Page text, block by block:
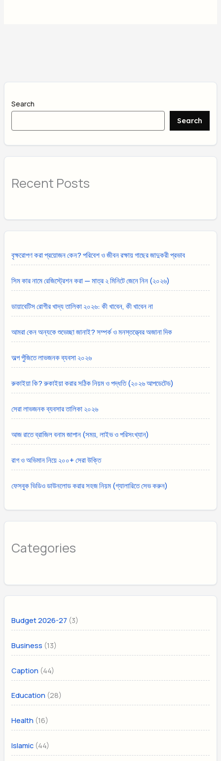
Search
Search
Recent Posts
বৃক্ষরোপণ করা প্রয়োজন কেন? পরিবেশ ও জীবন রক্ষায় গাছের জাদুকরী প্রভাব
সিম কার নামে রেজিস্ট্রেশন করা — মাত্র ২ মিনিটে জেনে নিন (২০২৬)
ডায়াবেটিস রোগীর খাদ্য তালিকা ২০২৬: কী খাবেন, কী খাবেন না
আমরা কেন অন্যকে শুভেচ্ছা জানাই? সম্পর্ক ও মনস্তত্ত্বের অজানা দিক
অল্প পুঁজিতে লাভজনক ব্যবসা ২০২৬
রুকাইয়া কি? রুকাইয়া করার সঠিক নিয়ম ও পদ্ধতি (২০২৬ আপডেটেড)
সেরা লাভজনক ব্যবসার তালিকা ২০২৬
আজ রাতে ব্রাজিল বনাম জাপান (সময়, লাইভ ও পরিসংখ্যান)
রাগ ও অভিমান নিয়ে ২০০+ সেরা উক্তি
ফেসবুক ভিডিও ডাউনলোড করার সহজ নিয়ম (গ্যালারিতে সেভ করুন)
Categories
Budget 2026-27 (3)
Business (13)
Caption (44)
Education (28)
Health (16)
Islamic (44)